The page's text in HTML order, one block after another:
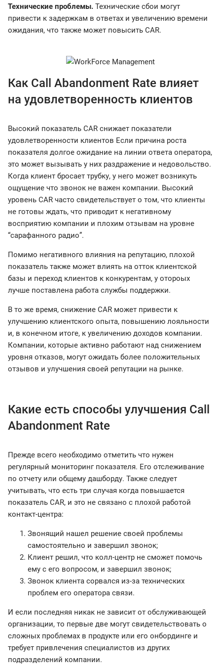
Технические проблемы. Технические сбои могут
привести к задержкам в ответах и увеличению времени
ожидания, что также может повысить CAR.
Как Call Abandonment Rate влияет
на удовлетворенность клиентов
Высокий показатель CAR снижает показатели
удовлетворенности клиентов Если причина роста
показателя долгое ожидание на линии ответа оператора,
это может вызывать у них раздражение и недовольство.
Когда клиент бросает трубку, у него может возникуть
ощущение что звонок не важен компании. Высокий
уровень CAR часто свидетельствует о том, что клиенты
не готовы ждать, что приводит к негативному
восприятию компании и плохим отзывам на уровне
“сарафанного радио”.
Помимо негативного влияния на репутацию, плохой
показатель также может влиять на отток клиентской
базы и переход клиентов к конкурентам, у отороых
лучше поставлена работа службы поддержки.
В то же время, снижение CAR может привести к
улучшению клиентского опыта, повышению лояльности
и, в конечном итоге, к увеличению доходов компании.
Компании, которые активно работают над снижением
уровня отказов, могут ожидать более положительных
отзывов и улучшения своей репутации на рынке.
Какие есть способы улучшения Call
Abandonment Rate
Прежде всего необходимо отметить что нужен
регулярный мониторинг показателя. Его отслеживание
по отчету или общему дашборду. Также следует
учитывать, что есть три случая когда повышается
показатель CAR, и это не связано с плохой работой
контакт-центра:
Звонящий нашел решение своей проблемы
самостоятельно и завершил звонок;
Клиент решил, что колл-центр не сможет помочь
ему с его вопросом, и завершил звонок;
Звонок клиента сорвался из-за технических
проблем его оператора связи.
И если последняя никак не зависит от обслуживающей
организации, то первые две могут свидетельствовать о
сложных проблемах в продукте или его онбординге и
требует привлечения специалистов из других
подразделений компании.